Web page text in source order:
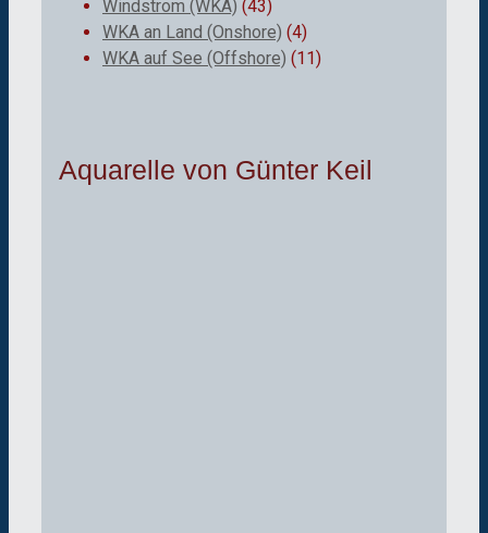
Windstrom (WKA) (43)
WKA an Land (Onshore) (4)
WKA auf See (Offshore) (11)
Aquarelle von Günter Keil